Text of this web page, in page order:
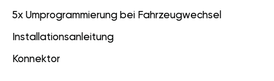
5x Umprogrammierung bei Fahrzeugwechsel
Installationsanleitung
Konnektor